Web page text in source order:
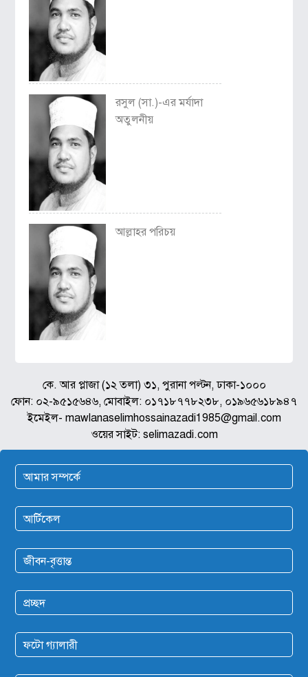
রসুল (সা.)-এর মর্যাদা
অতুলনীয়
আল্লাহর পরিচয়
কে. আর প্লাজা (১২ তলা) ৩১, পুরানা পল্টন, ঢাকা-১০০০
ফোন: ০২-৯৫১৫৬৪৬, মোবাইল: ০১৭১৮৭৭৮২৩৮, ০১৯৬৫৬১৮৯৪৭
ইমেইল- mawlanaselimhossainazadi1985@gmail.com
ওয়ের সাইট: selimazadi.com
আমার সম্পর্কে
আর্টিকেল
জীবন-বৃত্তান্ত
প্রচ্ছদ
ফটো গ্যালারী